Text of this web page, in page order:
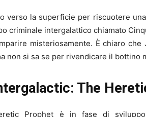
verso la superficie per riscuotere
criminale intergalattico chiamato
misteriosamente. È chiaro
non si sa se per rivendicare il bottino
The
Prophet è in fase di